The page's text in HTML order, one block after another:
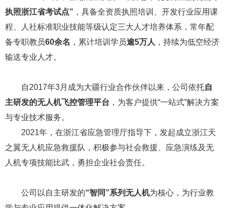
执照浙江省考试点” ，具备全资质执照培训、开发行业应用课
程、人社标准职业技能等级认定三大人才培养体系，常年配
备专职教员60余名 ，累计培训学员逾5万人 ，持续为低空经济
输送专业人才。
自2017年3月成为大疆行业合作伙伴以来，公司依托自